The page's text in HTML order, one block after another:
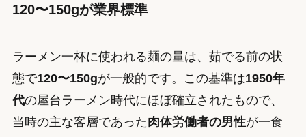
120〜150gが業界標準
ラーメン一杯に使われる麺の量は、茹でる前の状
態で120〜150gが一般的です。この基準は1950年
代の屋台ラーメン時代にほぼ確立されたもので、
当時の主な客層であった肉体労働者の男性が一食